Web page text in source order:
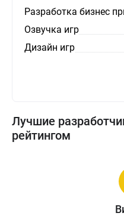
Разработка бизнес
Озвучка игр
Дизайн игр
Лучшие
рейтингом